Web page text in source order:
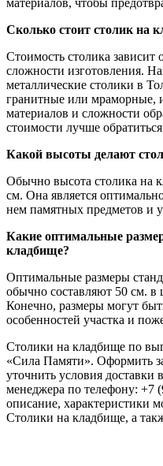
материалов, чтобы
Сколько стоит столик на
Стоимость столика зависит
сложности изготовления.
металлические столики в
гранитные или мраморные,
материалов и сложности
стоимости лучше
Какой высоты делают
Обычно высота столика на
см. Она является
нем памятных предметов и
Какие оптимальные
кладбище?
Оптимальные размеры
обычно составляют 50 см.
Конечно, размеры могут
особенностей участка и
Столики на кладбище по
«Сила Памяти». Оформить
уточнить условия
менеджера по телефону: +7
описание, характеристики
Столики на кладбище, а